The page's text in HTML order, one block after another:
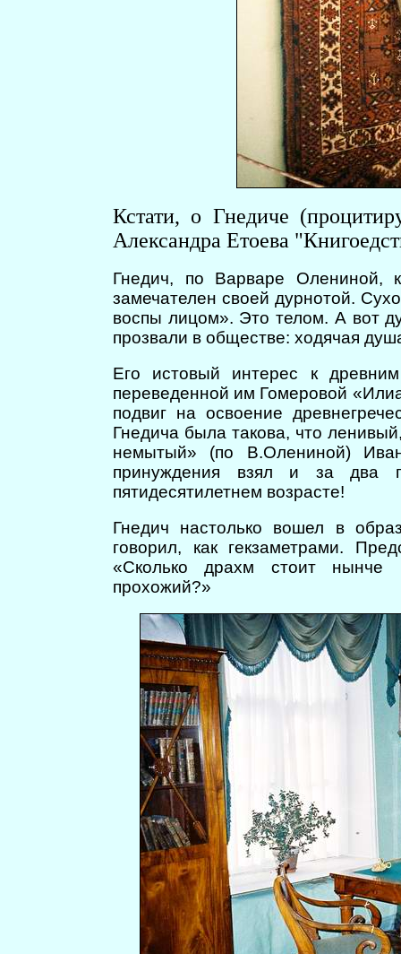
Кстати, о Гнедиче
Александра Етоева
Гнедич, по Варваре Олениной,
замечателен своей дурнотой.
воспы лицом». Это телом. А вот
прозвали в обществе: ходячая
Его истовый интерес к
переведенной им Гомеровой
подвиг на освоение
Гнедича была такова, что
немытый» (по В.Олениной)
принуждения взял и за два
пятидесятилетнем возрасте!
Гнедич настолько вошел в
говорил, как гекзаметрами.
«Сколько драхм стоит нынче
прохожий?»